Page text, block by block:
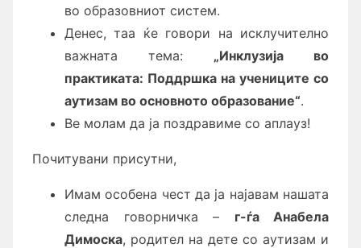
во образовниот систем.
Денес, таа ќе говори на исклучително
важната тема: „Инклузија во
практиката: Поддршка на учениците со
аутизам во основното образование“.
Ве молам да ја поздравиме со аплауз!
Почитувани присутни,
Имам особена чест да ја најавам нашата
следна говорничка – г-ѓа Анабела
Димоска, родител на дете со аутизам и